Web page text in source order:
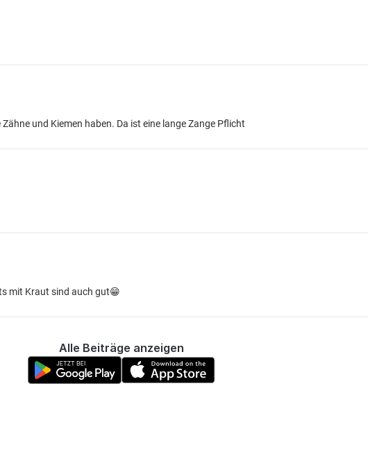
und Kiemen haben. Da ist eine lange Zange Pflicht
mit Kraut sind auch gut😁
Alle Beiträge anzeigen